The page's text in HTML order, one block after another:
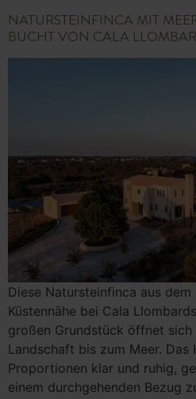
NATURSTEINFINCA MIT
BUCHT VON CALA
Diese Natursteinfinca aus
Küstennähe bei Cala
großen Grundstück öffnet
Landschaft bis zum Meer. Das
Proportionen klar und ruhig,
einem durchgehenden Bezug